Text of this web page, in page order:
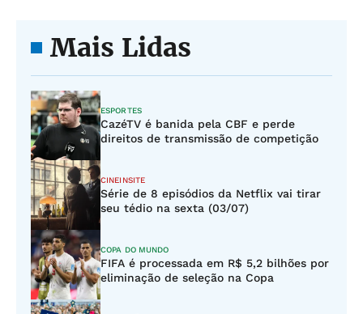
Mais Lidas
ESPORTES
CazéTV é banida pela CBF e perde
direitos de transmissão de competição
CINEINSITE
Série de 8 episódios da Netflix vai tirar
seu tédio na sexta (03/07)
COPA DO MUNDO
FIFA é processada em R$ 5,2 bilhões por
eliminação de seleção na Copa